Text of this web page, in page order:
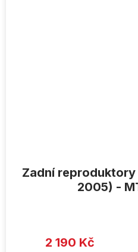
Zadní
2005) -
2 190 Kč